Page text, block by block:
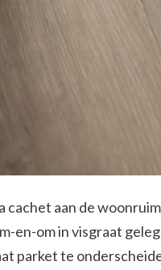
aan de
en-om in visgraat
parket te